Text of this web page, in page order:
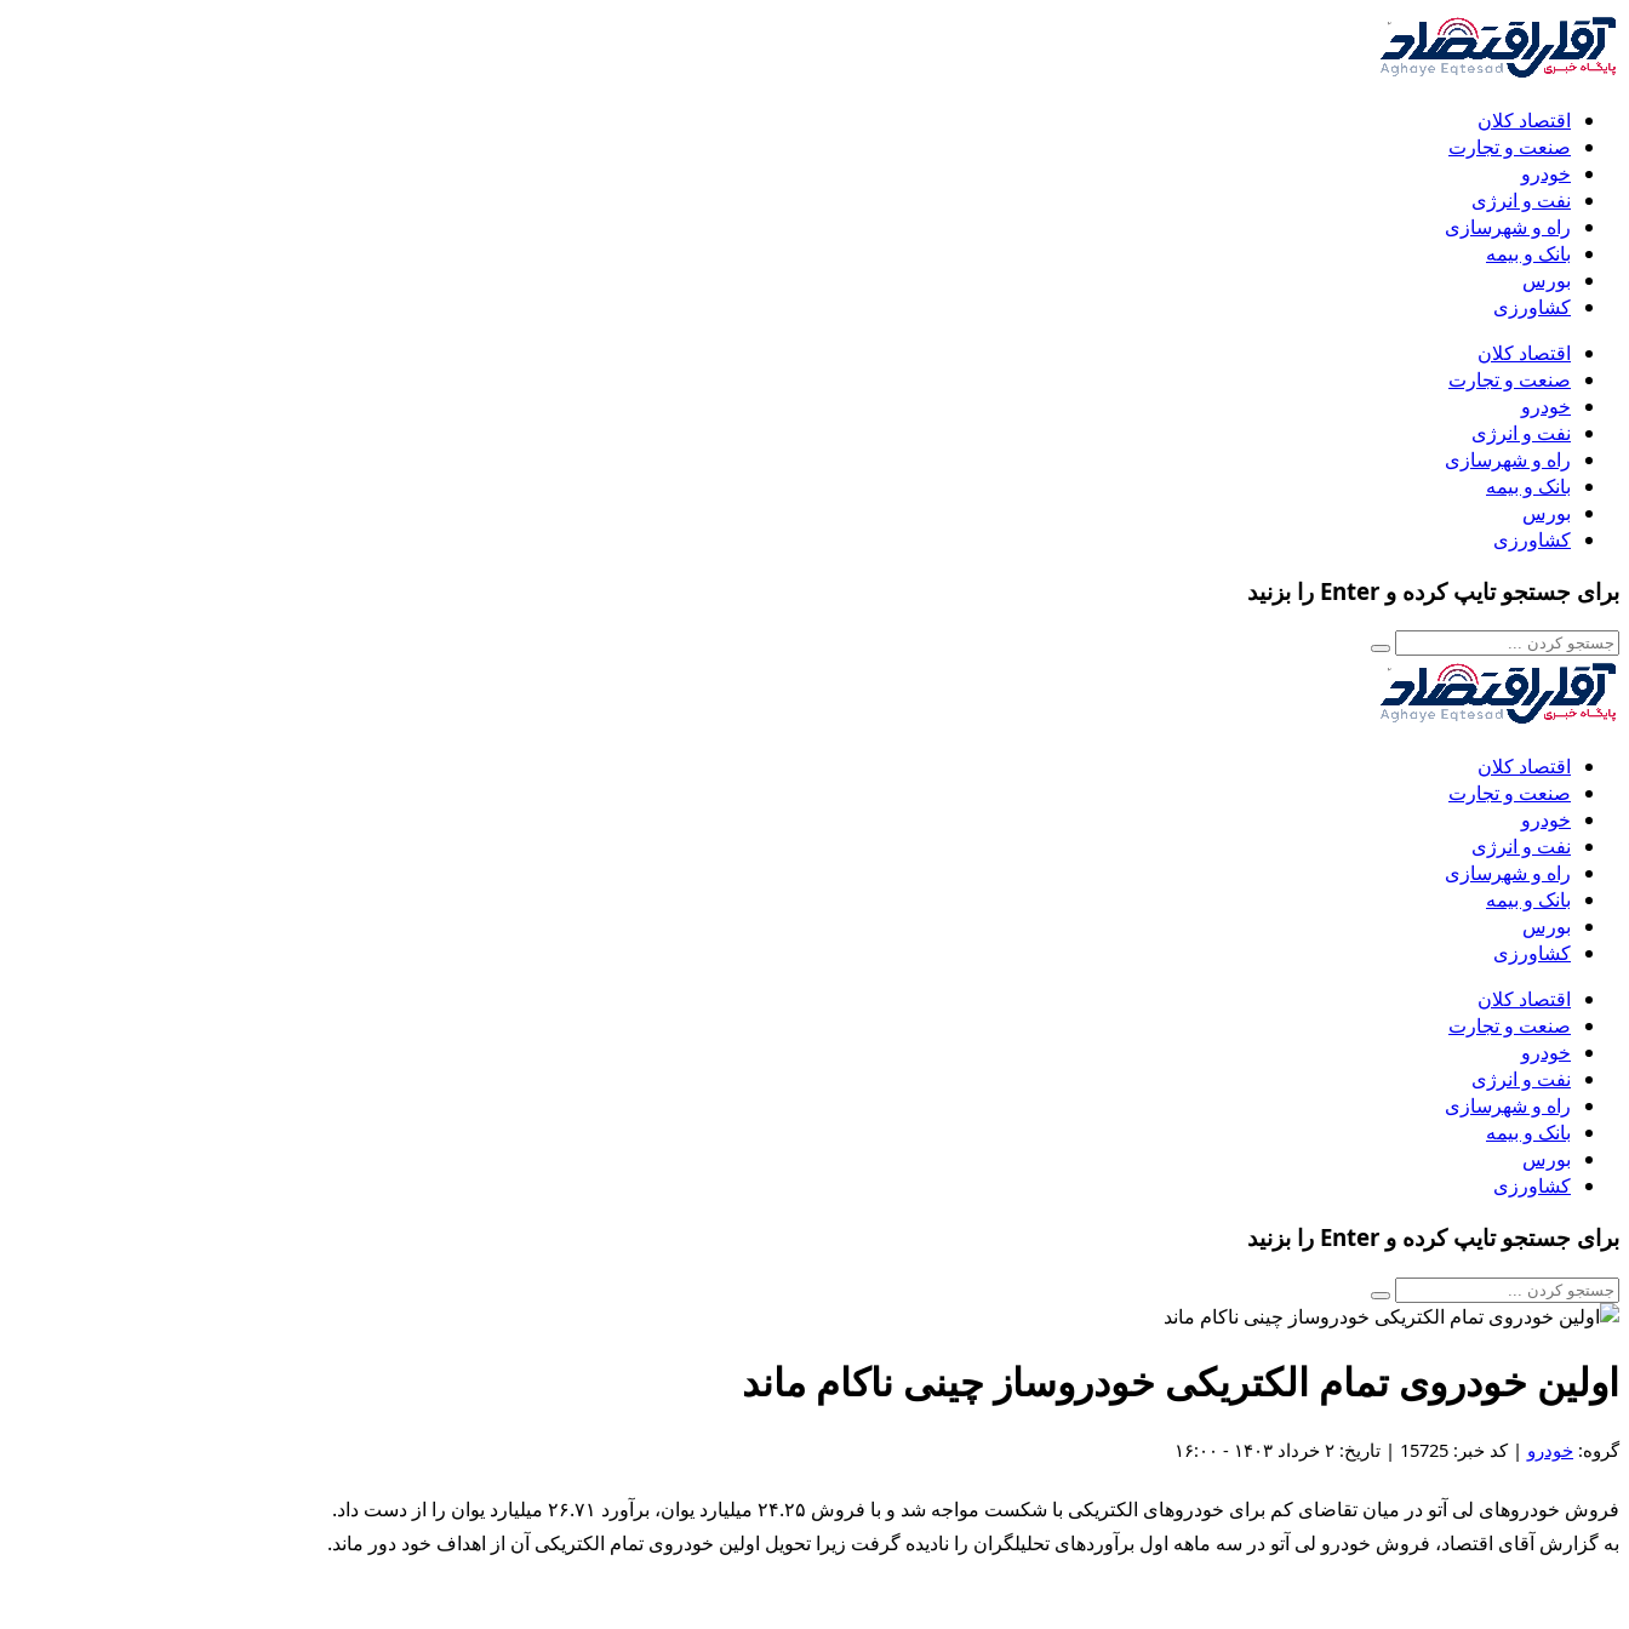
اقتصاد کلان
صنعت و تجارت
خودرو
نفت و انرژی
راه و شهرسازی
بانک و بیمه
بورس
کشاورزی
اقتصاد کلان
صنعت و تجارت
خودرو
نفت و انرژی
راه و شهرسازی
بانک و بیمه
بورس
کشاورزی
برای جستجو تایپ کرده و Enter را بزنید
اقتصاد کلان
صنعت و تجارت
خودرو
نفت و انرژی
راه و شهرسازی
بانک و بیمه
بورس
کشاورزی
اقتصاد کلان
صنعت و تجارت
خودرو
نفت و انرژی
راه و شهرسازی
بانک و بیمه
بورس
کشاورزی
برای جستجو تایپ کرده و Enter را بزنید
اولین خودروی تمام الکتریکی خودروساز چینی ناکام ماند
گروه: خودرو | کد خبر: 15725 | تاریخ: ۲ خرداد ۱۴۰۳ - ۱۶:۰۰
فروش خودروهای لی آتو در میان تقاضای کم برای خودروهای الکتریکی با شکست مواجه شد و با فروش ۲۴.۲۵ میلیارد یوان، برآورد ۲۶.۷۱ میلیارد یوان را از دست داد.
به گزارش آقای اقتصاد، فروش خودرو لی آتو در سه ماهه اول برآوردهای تحلیلگران را نادیده گرفت زیرا تحویل اولین خودروی تمام الکتریکی آن از اهداف خود دور ماند.